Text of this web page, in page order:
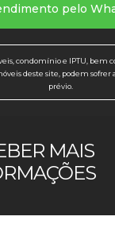
pelo
condomínio e IPTU, bem
deste site, podem sofrer
prévio.
MAIS